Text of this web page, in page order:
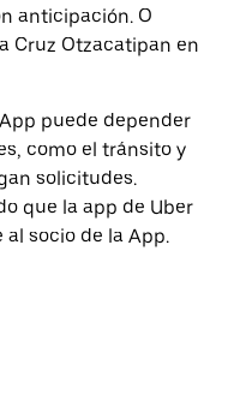
anticipación. O
Cruz Otzacatipan en
puede depender
como el tránsito y
solicitudes.
que la app de Uber
socio de la App.